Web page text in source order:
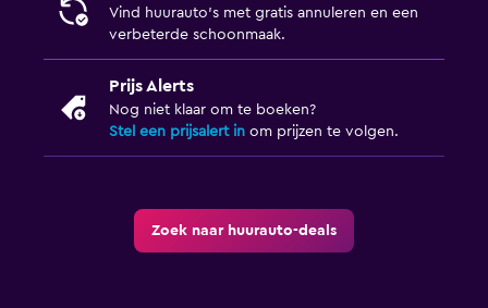
Vind huurauto's met gratis annuleren en een
verbeterde schoonmaak.
Prijs Alerts
Nog niet klaar om te boeken?
Stel een prijsalert in om prijzen te volgen.
Zoek naar huurauto-deals